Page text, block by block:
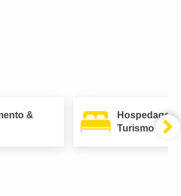
&
Hospedagem
Turismo